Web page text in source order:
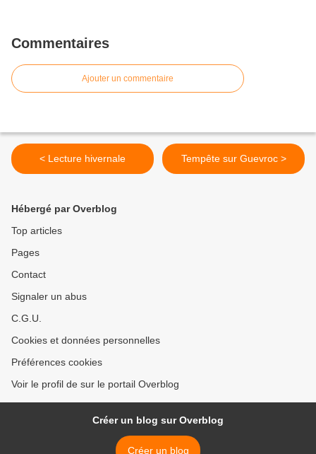
Commentaires
Ajouter un commentaire
< Lecture hivernale Tempête sur Guevroc >
Hébergé par Overblog
Top articles
Pages
Contact
Signaler un abus
C.G.U.
Cookies et données personnelles
Préférences cookies
Voir le profil de sur le portail Overblog
Créer un blog sur Overblog
Créer un blog